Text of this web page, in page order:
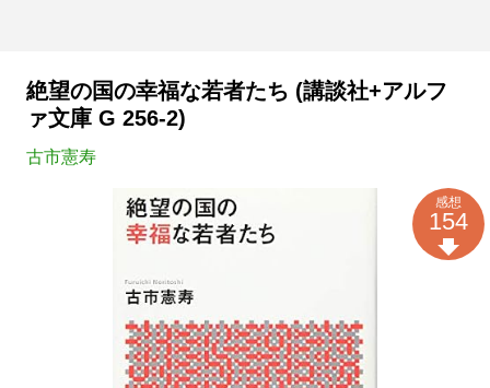
絶望の国の幸福な若者たち (講談社+アルフ
ァ文庫 G 256-2)
古市憲寿
感想
154